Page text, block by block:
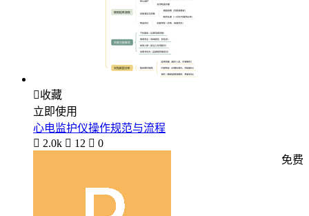
收藏
立即使用
心电监护仪操作规范与流程
 2.0k  12  0
免费